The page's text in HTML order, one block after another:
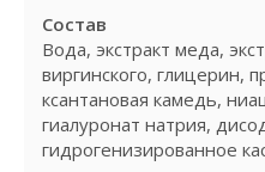
Состав
Вода, экстракт меда,
виргинского, глицерин,
ксантановая камедь,
гиалуронат натрия,
гидрогенизированное